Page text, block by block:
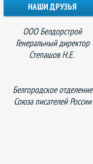
НАШИ ДРУЗЬЯ
ООО Белдорстрой
Генеральный директор
Степашов Н.Е.
Белгородское отделение
Союза писателей России